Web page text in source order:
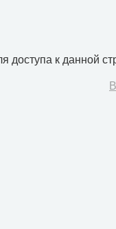
доступа к данной